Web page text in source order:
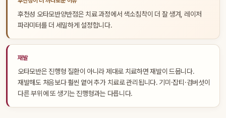
후천성 오타모반양반점은 치료 과정에서 색소침착이 더 잘 생겨, 레이저
파라미터를 더 세밀하게 설정합니다.
재발
오타모반은 진행형 질환이 아니라 제대로 치료하면 재발이 드뭅니다.
재발해도 처음보다 훨씬 옅어 추가 치료로 관리됩니다. 기미·잡티·검버섯이
다른 부위에 또 생기는 진행형과는 다릅니다.